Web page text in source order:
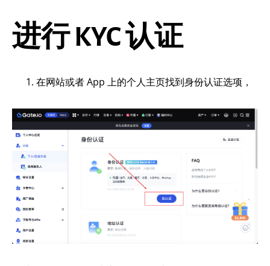
进行 KYC 认证
在网站或者 App 上的个人主页找到身份认证选项，